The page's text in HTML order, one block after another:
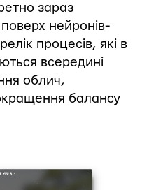
зараз
нейронів-
процесів, які в
всередині
облич,
балансу